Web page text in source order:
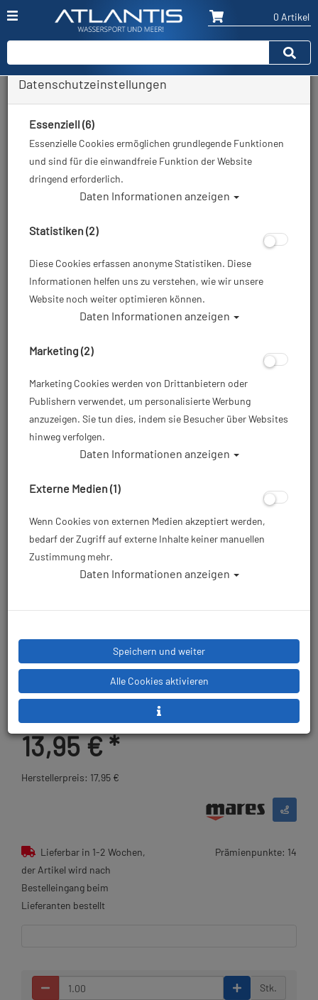
0 Artikel
Zurück
Mares Unterwasserschreibtafel
Artikelnr.: mar-415719
13,95 €*
Herstellerpreis: 17,95 €
Lieferbar in 1-2 Wochen,
der Artikel wird nach
Bestelleingang beim
Lieferanten bestellt
Prämienpunkte: 14
Stk.
Datenschutzeinstellungen
Essenziell (6)
Essenzielle Cookies ermöglichen grundlegende Funktionen
und sind für die einwandfreie Funktion der Website
dringend erforderlich.
Daten Informationen anzeigen
Statistiken (2)
Diese Cookies erfassen anonyme Statistiken. Diese
Informationen helfen uns zu verstehen, wie wir unsere
Website noch weiter optimieren können.
Daten Informationen anzeigen
Marketing (2)
Marketing Cookies werden von Drittanbietern oder
Publishern verwendet, um personalisierte Werbung
anzuzeigen. Sie tun dies, indem sie Besucher über Websites
hinweg verfolgen.
Daten Informationen anzeigen
Externe Medien (1)
Wenn Cookies von externen Medien akzeptiert werden,
bedarf der Zugriff auf externe Inhalte keiner manuellen
Zustimmung mehr.
Daten Informationen anzeigen
Speichern und weiter
Alle Cookies aktivieren